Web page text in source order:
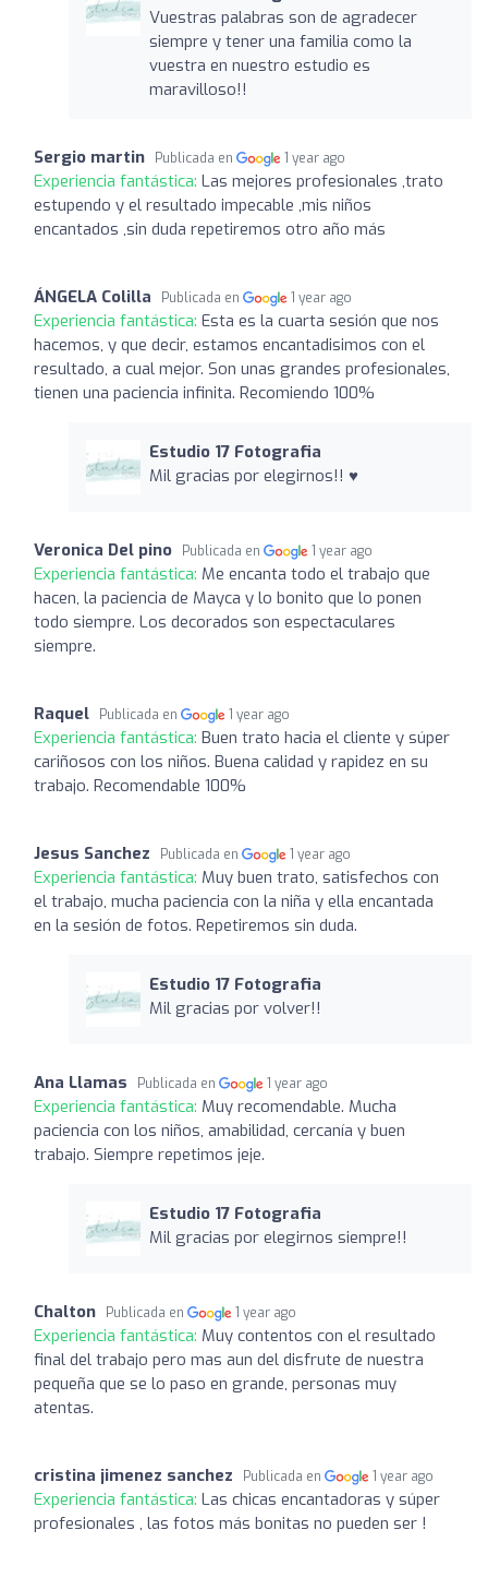
Vuestras palabras son de agradecer
siempre y tener una familia como la
vuestra en nuestro estudio es
maravilloso!!
Sergio martin Publicada en 1 year ago
Experiencia fantástica: Las mejores profesionales ,trato
estupendo y el resultado impecable ,mis niños
encantados ,sin duda repetiremos otro año más
ÁNGELA Colilla Publicada en 1 year ago
Experiencia fantástica: Esta es la cuarta sesión que nos
hacemos, y que decir, estamos encantadisimos con el
resultado, a cual mejor. Son unas grandes profesionales,
tienen una paciencia infinita. Recomiendo 100%
Estudio 17 Fotografia
Mil gracias por elegirnos!! ♥️
Veronica Del pino Publicada en 1 year ago
Experiencia fantástica: Me encanta todo el trabajo que
hacen, la paciencia de Mayca y lo bonito que lo ponen
todo siempre. Los decorados son espectaculares
siempre.
Raquel Publicada en 1 year ago
Experiencia fantástica: Buen trato hacia el cliente y súper
cariñosos con los niños. Buena calidad y rapidez en su
trabajo. Recomendable 100%
Jesus Sanchez Publicada en 1 year ago
Experiencia fantástica: Muy buen trato, satisfechos con
el trabajo, mucha paciencia con la niña y ella encantada
en la sesión de fotos. Repetiremos sin duda.
Estudio 17 Fotografia
Mil gracias por volver!!
Ana Llamas Publicada en 1 year ago
Experiencia fantástica: Muy recomendable. Mucha
paciencia con los niños, amabilidad, cercanía y buen
trabajo. Siempre repetimos jeje.
Estudio 17 Fotografia
Mil gracias por elegirnos siempre!!
Chalton Publicada en 1 year ago
Experiencia fantástica: Muy contentos con el resultado
final del trabajo pero mas aun del disfrute de nuestra
pequeña que se lo paso en grande, personas muy
atentas.
cristina jimenez sanchez Publicada en 1 year ago
Experiencia fantástica: Las chicas encantadoras y súper
profesionales , las fotos más bonitas no pueden ser !